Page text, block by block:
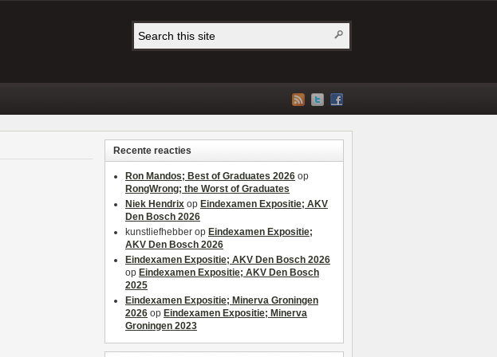
Recente reacties
Ron Mandos; Best of Graduates 2026 op
RongWrong; the Worst of Graduates
Niek Hendrix op Eindexamen Expositie; AKV
Den Bosch 2026
kunstliefhebber op Eindexamen Expositie;
AKV Den Bosch 2026
Eindexamen Expositie; AKV Den Bosch 2026
op Eindexamen Expositie; AKV Den Bosch
2025
Eindexamen Expositie; Minerva Groningen
2026 op Eindexamen Expositie; Minerva
Groningen 2023